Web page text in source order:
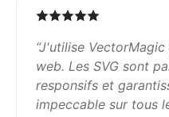
“J'utilise
web. Les SVG sont
responsifs et
impeccable sur tous